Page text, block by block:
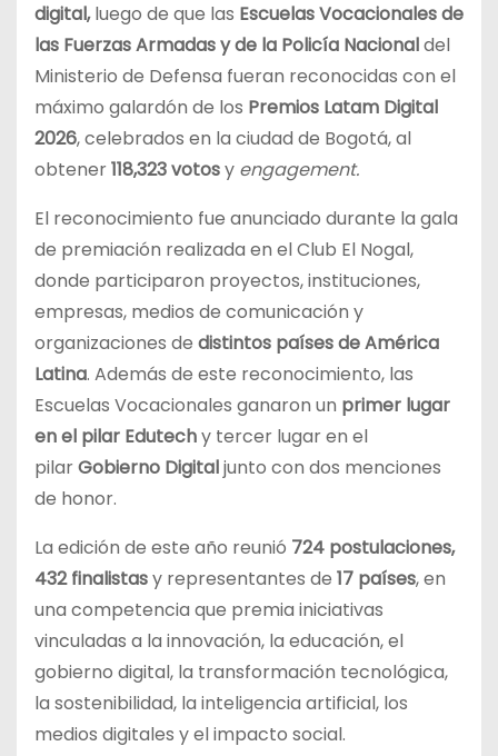
digital,luego de que las Escuelas Vocacionales de
las Fuerzas Armadas y de la Policía Nacionaldel
Ministerio de Defensa fueran reconocidas con el
máximo galardón de los Premios Latam Digital
2026, celebrados en la ciudad de Bogotá, al
obtener118,323 votosy engagement.
El reconocimiento fue anunciado durante la gala
de premiación realizada en el Club El Nogal,
donde participaron proyectos, instituciones,
empresas, medios de comunicación y
organizaciones de distintos países de América
Latina. Además de este reconocimiento, las
Escuelas Vocacionales ganaron un primer lugar
en el pilar Edutechy tercer lugar en el
pilarGobierno Digitaljunto con dos menciones
de honor.
La edición de este año reunió 724 postulaciones,
432 finalistasy representantes de 17 países, en
una competencia que premia iniciativas
vinculadas a la innovación, la educación, el
gobierno digital, la transformación tecnológica,
la sostenibilidad, la inteligencia artificial, los
medios digitales y el impacto social.